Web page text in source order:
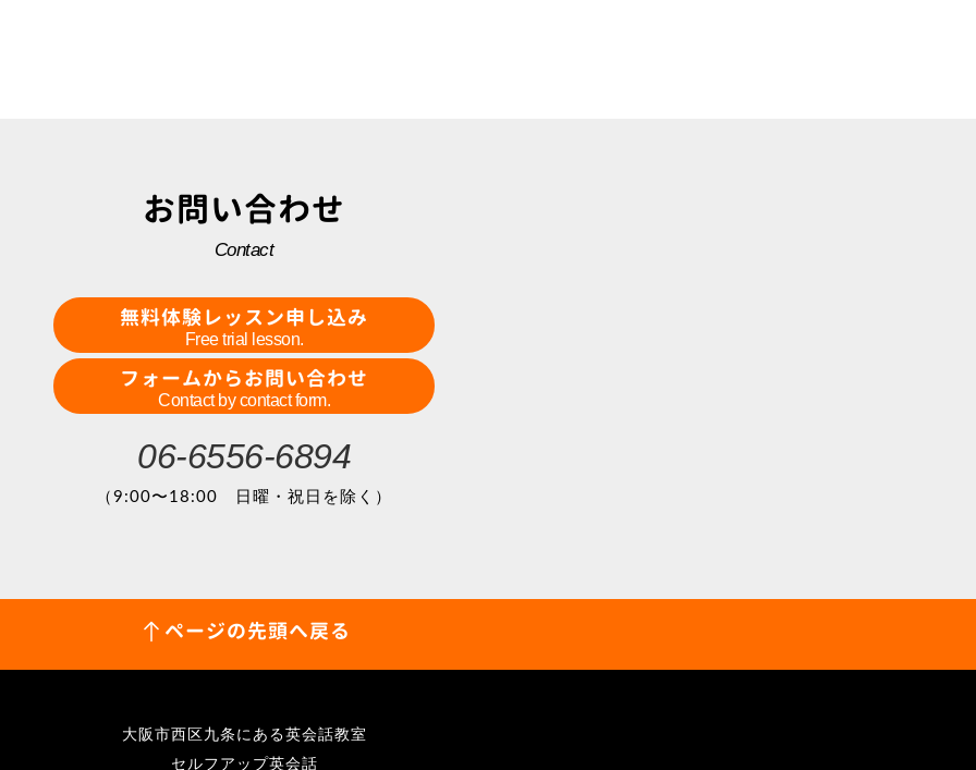
お問い合わせ
Contact
無料体験レッスン申し込み
Free trial lesson.
フォームからお問い合わせ
Contact by contact form.
06-6556-6894
（9:00〜18:00 日曜・祝日を除く）
ページの先頭へ戻る
大阪市西区九条にある英会話教室
セルフアップ英会話